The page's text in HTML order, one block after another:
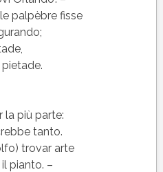
palpèbre fisse
la più parte:
tanto.
trovar arte
pianto. –